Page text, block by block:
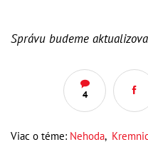
Správu budeme
4
Viac o téme: Nehoda,